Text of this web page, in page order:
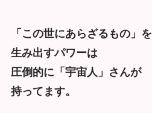
「この世にあらざるもの」を
生み出すパワーは
圧倒的に「宇宙人」さんが
持ってます。